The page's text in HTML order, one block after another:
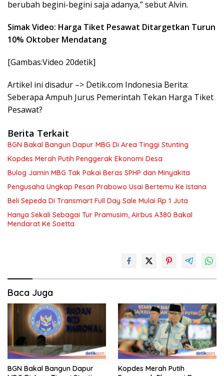
berubah begini-begini saja adanya,” sebut Alvin.
Simak Video: Harga Tiket Pesawat Ditargetkan Turun
10% Oktober Mendatang
[Gambas:Video 20detik]
Artikel ini disadur –> Detik.com Indonesia Berita:
Seberapa Ampuh Jurus Pemerintah Tekan Harga Tiket
Pesawat?
Berita Terkait
BGN Bakal Bangun Dapur MBG Di Area Tinggi Stunting
Kopdes Merah Putih Penggerak Ekonomi Desa
Bulog Jamin MBG Tak Pakai Beras SPHP dan Minyakita
Pengusaha Ungkap Pesan Prabowo Usai Bertemu Ke Istana
Beli Sepeda Di Transmart Full Day Sale Mulai Rp 1 Juta
Hanya Sekali Sebagai Tur Pramusim, Airbus A380 Bakal
Mendarat Ke Soetta
Baca Juga
BGN Bakal Bangun Dapur
Kopdes Merah Putih